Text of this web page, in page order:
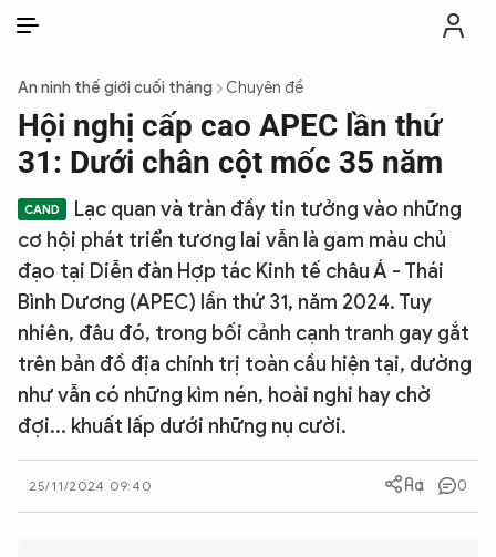
THỜI SỰ
CÔNG AN TRONG LÒNG DÂN
PHÁP LUẬT
An ninh thế giới cuối tháng Chuyên đề
Hội nghị cấp cao APEC lần thứ
31: Dưới chân cột mốc 35 năm
Lạc quan và tràn đầy tin tưởng vào những
cơ hội phát triển tương lai vẫn là gam màu chủ
đạo tại Diễn đàn Hợp tác Kinh tế châu Á - Thái
Bình Dương (APEC) lần thứ 31, năm 2024. Tuy
nhiên, đâu đó, trong bối cảnh cạnh tranh gay gắt
trên bản đồ địa chính trị toàn cầu hiện tại, dường
như vẫn có những kìm nén, hoài nghi hay chờ
đợi... khuất lấp dưới những nụ cười.
25/11/2024 09:40 0